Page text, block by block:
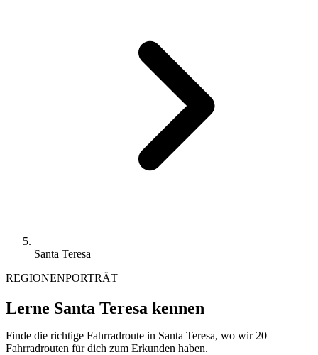
Santa Teresa
REGIONENPORTRÄT
Lerne Santa Teresa kennen
Finde die richtige Fahrradroute in Santa Teresa, wo wir 20
Fahrradrouten für dich zum Erkunden haben.